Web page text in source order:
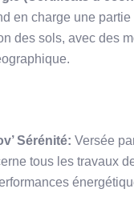
en charge une
des sols, avec des
Sérénité: Versée
tous les travaux